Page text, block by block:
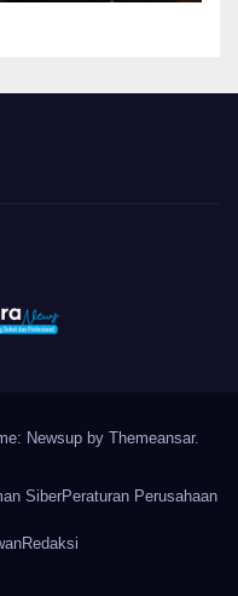
Newsup by Themeansar.
SiberPeraturan Perusahaan
Redaksi